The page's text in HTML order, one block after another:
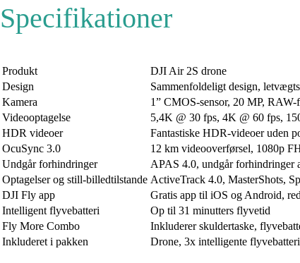
Specifikationer
Produkt
DJI Air 2S drone
Design
Sammenfoldeligt design,
Kamera
1” CMOS-sensor, 20 MP, RAW-
Videooptagelse
5,4K @ 30 fps, 4K @ 60 fps,
HDR videoer
Fantastiske HDR-videoer uden
OcuSync 3.0
12 km videooverførsel, 1080p
Undgår forhindringer
APAS 4.0, undgår forhindringer
Optagelser og still-billedtilstande ActiveTrack 4.0, MasterShots,
DJI Fly app
Gratis app til iOS og Android,
Intelligent flyvebatteri
Op til 31 minutters flyvetid
Fly More Combo
Inkluderer skuldertaske,
Inkluderet i pakken
Drone, 3x intelligente